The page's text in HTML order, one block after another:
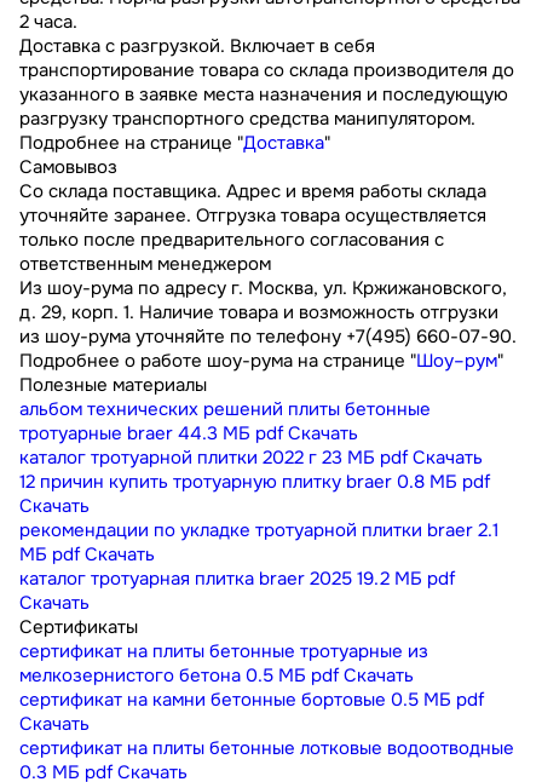
2 часа.
Доставка с разгрузкой. Включает в себя
транспортирование товара со склада производителя до
указанного в заявке места назначения и последующую
разгрузку транспортного средства манипулятором.
Подробнее на странице "Доставка"
Самовывоз
Со склада поставщика. Адрес и время работы склада
уточняйте заранее. Отгрузка товара осуществляется
только после предварительного согласования с
ответственным менеджером
Из шоу-рума по адресу г. Москва, ул. Кржижановского,
д. 29, корп. 1. Наличие товара и возможность отгрузки
из шоу-рума уточняйте по телефону +7(495) 660-07-90.
Подробнее о работе шоу-рума на странице "Шоу–рум"
Полезные материалы
альбом технических решений плиты бетонные
тротуарные braer 44.3 МБ pdf Скачать
каталог тротуарной плитки 2022 г 23 МБ pdf Скачать
12 причин купить тротуарную плитку braer 0.8 МБ pdf
Скачать
рекомендации по укладке тротуарной плитки braer 2.1
МБ pdf Скачать
каталог тротуарная плитка braer 2025 19.2 МБ pdf
Скачать
Сертификаты
сертификат на плиты бетонные тротуарные из
мелкозернистого бетона 0.5 МБ pdf Скачать
сертификат на камни бетонные бортовые 0.5 МБ pdf
Скачать
сертификат на плиты бетонные лотковые водоотводные
0.3 МБ pdf Скачать